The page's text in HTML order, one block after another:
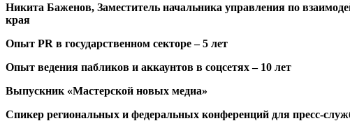
Никита Баженов, Заместитель начальника управления по
края
Опыт PR в государственном секторе – 5 лет
Опыт ведения пабликов и аккаунтов в соцсетях – 10 лет
Выпускник «Мастерской новых медиа»
Спикер региональных и федеральных конференций для пресс-